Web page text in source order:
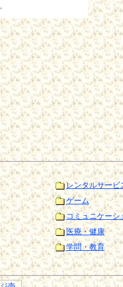
レンタルサービ
ゲーム
コミュニケーシ
医療・健康
学問・教育